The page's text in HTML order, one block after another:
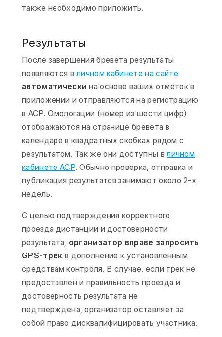
также необходимо приложить.
Результаты
После завершения бревета результаты
появляются вличном кабинете на сайте
автоматически на основе ваших отметок в
приложении и отправляются на регистрацию
в АСР. Омологации (номер из шести цифр)
отображаются на странице бревета в
календаре в квадратных скобках рядом с
результатом. Так же они доступны вличном
кабинете АСР. Обычно проверка, отправка и
публикация результатов занимают около 2-х
недель.
С целью подтверждения корректного
проезда дистанции и достоверности
результата, организатор вправе запросить
GPS-трек в дополнение к установленным
средствам контроля. В случае, если трек не
предоставлен и правильность проезда и
достоверность результата не
подтверждена, организатор оставляет за
собой право дисквалифицировать участника.